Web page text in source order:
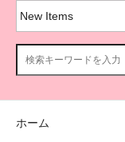
ホーム